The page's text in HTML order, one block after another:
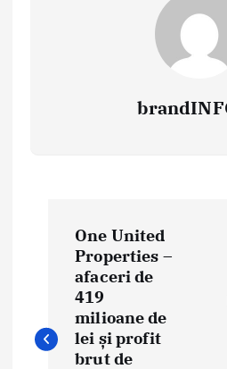
i
g
One United
Properties –
afaceri de
419
milioane de
lei și profit
brut de